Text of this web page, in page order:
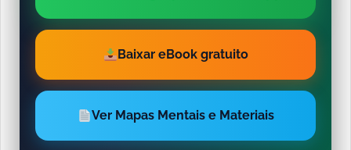
Baixar eBook gratuito
Ver Mapas Mentais e Materiais